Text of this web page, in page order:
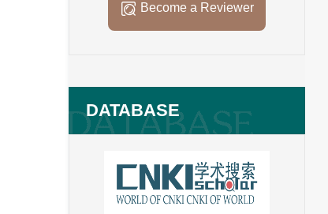
Become a Reviewer
DATABASE